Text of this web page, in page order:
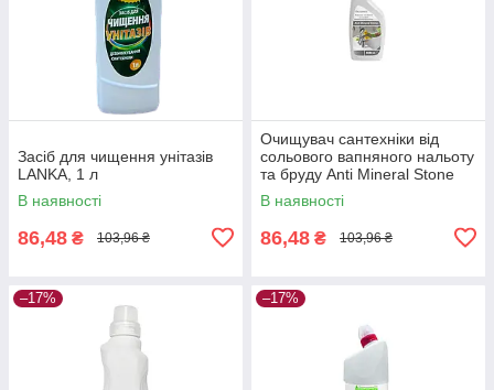
Засіб для чищення унітазів
LANKA, 1 л
В наявності
86,48 ₴ 103,96 ₴
Очищувач сантехніки від
сольового вапняного нальоту
та бруду Anti Mineral Stone
500 мл
В наявності
86,48 ₴ 103,96 ₴
–17% –17%